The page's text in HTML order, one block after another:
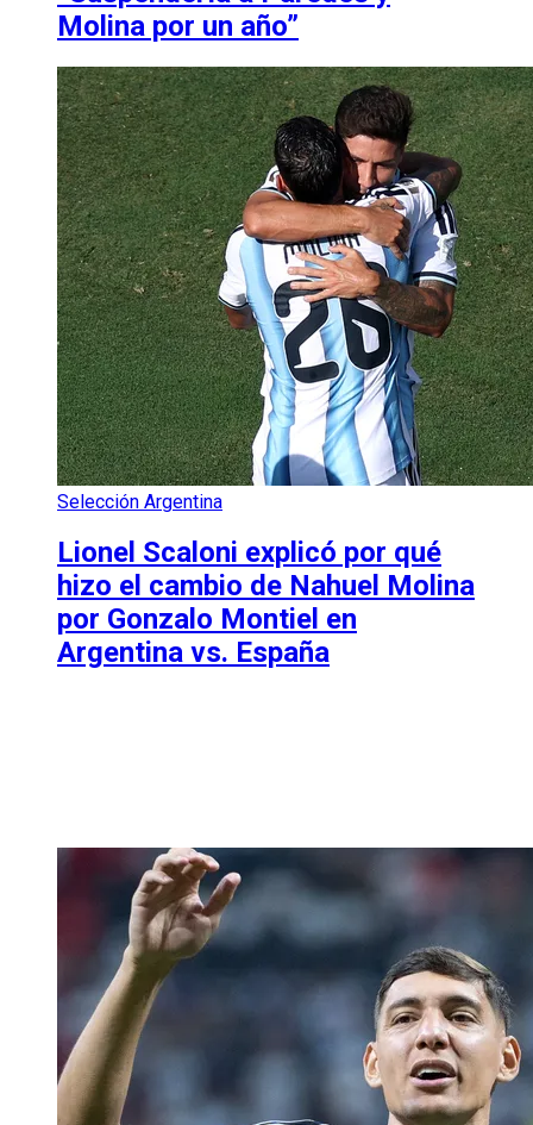
Molina por un año”
Selección Argentina
Lionel Scaloni explicó por qué
hizo el cambio de Nahuel Molina
por Gonzalo Montiel en
Argentina vs. España